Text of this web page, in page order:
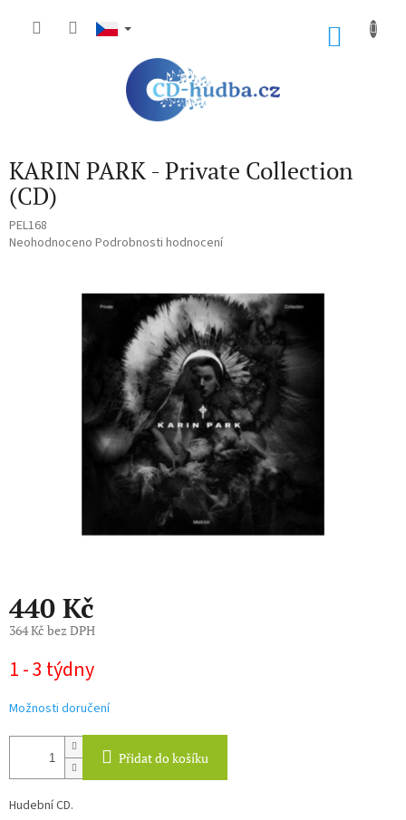
KARIN PARK - Private Collection
(CD)
PEL168
Průměrné
Neohodnoceno Podrobnosti hodnocení
440 Kč
364 Kč bez DPH
cena:
1 - 3 týdny
Možnosti doručení
Přidat do košíku
Hudební CD.